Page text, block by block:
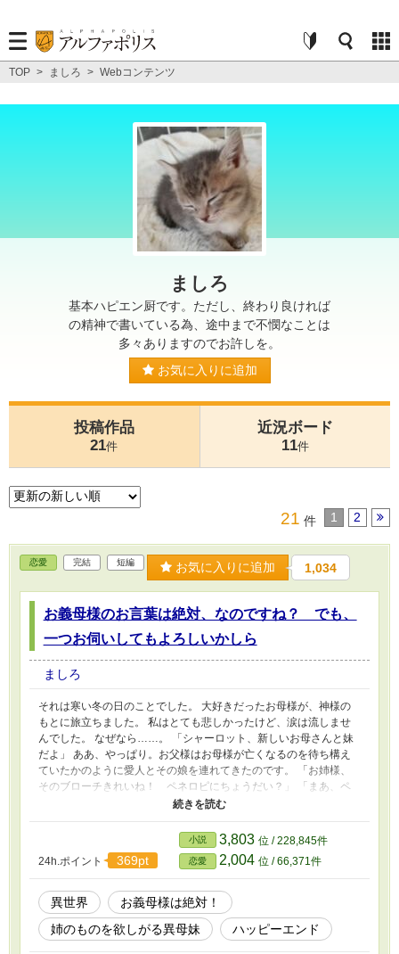
TOP > ましろ > Webコンテンツ
ましろ
基本ハピエン厨です。ただし、終わり良ければ
の精神で書いている為、途中まで不憫なことは
多々ありますのでお許しを。
お気に入りに追加
投稿作品
21件
近況ボード
11件
21 件 1 2
恋愛 完結 短編 お気に入りに追加 1,034
お義母様のお言葉は絶対、なのですね？ でも、
一つお伺いしてもよろしいかしら
ましろ
それは寒い冬の日のことでした。 大好きだったお母様が、神様の
もとに旅立ちました。 私はとても悲しかったけど、涙は流しませ
んでした。 なぜなら……。 「シャーロット、新しいお母さんと妹
だよ」 ああ、やっぱり。お父様はお母様が亡くなるのを待ち構え
ていたかのように愛人とその娘を連れてきたのです。 「お姉様、
そのブローチきれいね！ ペネロピにちょうだい？」 「まあ、ペ
ネロピったら。でも、シャーロットさんはお姉さんだもの。もちろ
ん、可愛い妹にゆずってくれるわよね？」 あら、困りました。こ
れは大切なものなのに。 でも、お義母様の言葉は絶対です。従う
ほかないのでしょう。 それならば── 「お義母様、一つ聞いてもい
いですか？」 ⚜季節外れのお話ですみません。 完結しているの
で、本日から一話ずつ投稿します。 連載が止まっているものがあ
るのに新作で申し訳ありません！
24h.ポイント 369pt
小説 3,803 位 / 228,845件
恋愛 2,004 位 / 66,371件
異世界
お義母様は絶対！
姉のものを欲しがる異母妹
ハッピーエンド